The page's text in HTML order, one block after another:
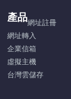
產品網址註冊
網址轉入
企業信箱
虛擬主機
台灣雲儲存